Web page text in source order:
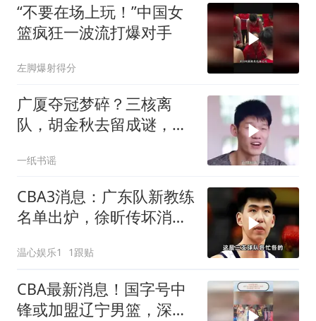
“不要在场上玩！”中国女
篮疯狂一波流打爆对手
左脚爆射得分
广厦夺冠梦碎？三核离
队，胡金秋去留成谜，重
一纸书谣
CBA3消息：广东队新教练
名单出炉，徐昕传坏消
温心娱乐1 1跟贴
CBA最新消息！国字号中
锋或加盟辽宁男篮，深圳